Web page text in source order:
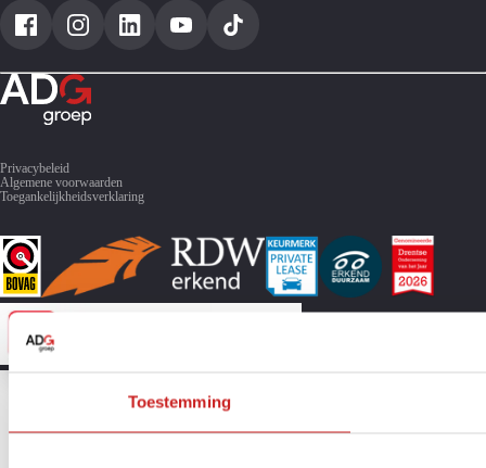
Toestemming
Toyota RAV4
Privacybeleid
Algemene voorwaarden
Toegankelijkheidsverklaring